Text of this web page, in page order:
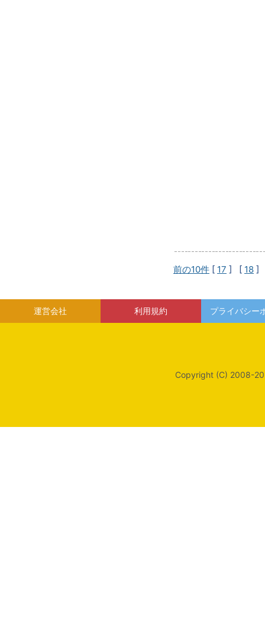
前の10件 [ 17 ] [ 18 ]
運営会社 利用規約 プライバシー
Copyright (C) 2008-